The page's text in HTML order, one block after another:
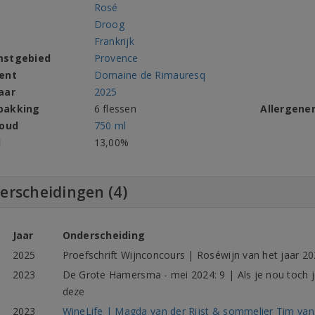
Rosé
Droog
Frankrijk
Provence
Domaine de Rimauresq
2025
6 flessen
750 ml
13,00%
(4)
Jaar
Onderscheiding
2025
Proefschrift Wijnconcours | Roséwijn van het jaar
2023
De Grote Hamersma - mei 2024: 9 | Als je nou toch
deze
2023
WineLife | Magda van der Rijst & sommelier Tim